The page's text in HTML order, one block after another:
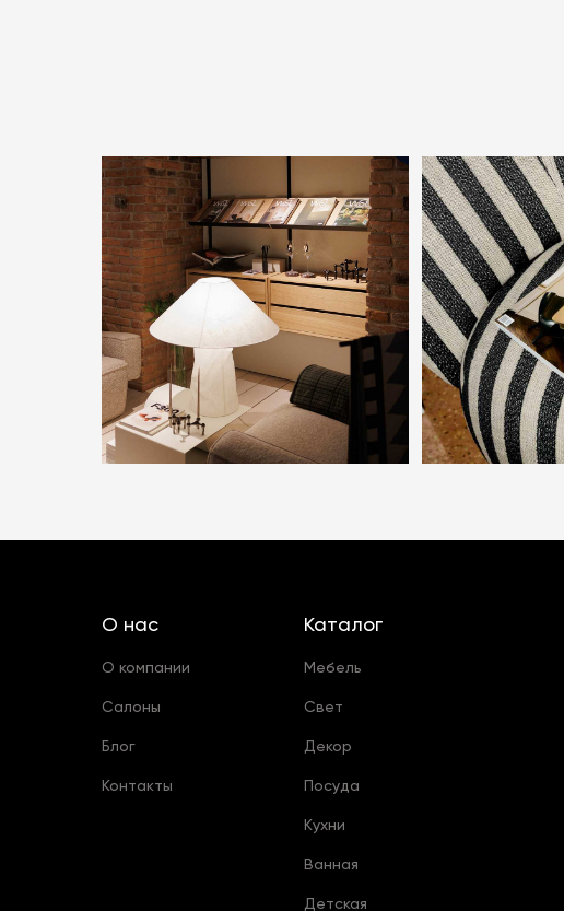
О нас
О компании
Салоны
Блог
Контакты
Каталог
Мебель
Свет
Декор
Посуда
Кухни
Ванная
Детская